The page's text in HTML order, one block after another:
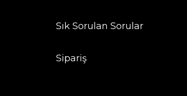
Sık Sorulan Sorular
Sipariş